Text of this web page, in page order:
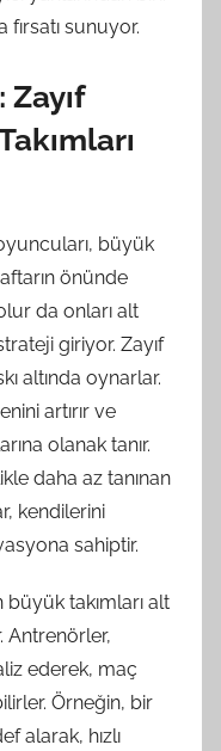
sunuyor.
büyük
önünde
da onları alt
giriyor. Zayıf
altında oynarlar.
artırır ve
olanak tanır.
daha az tanınan
kendilerini
sahiptir.
büyük takımları alt
Antrenörler,
ederek, maç
Örneğin, bir
alarak, hızlı